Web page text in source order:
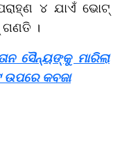
୪ ଯାଏଁ ଭୋଟ୍
।
ସୈନ୍ୟଙ୍କୁ ମାରିଲା
ଉପରେ କବଜା